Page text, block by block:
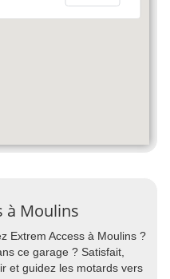
à Moulins
Extrem Access à Moulins ?
ce garage ? Satisfait,
et guidez les motards vers